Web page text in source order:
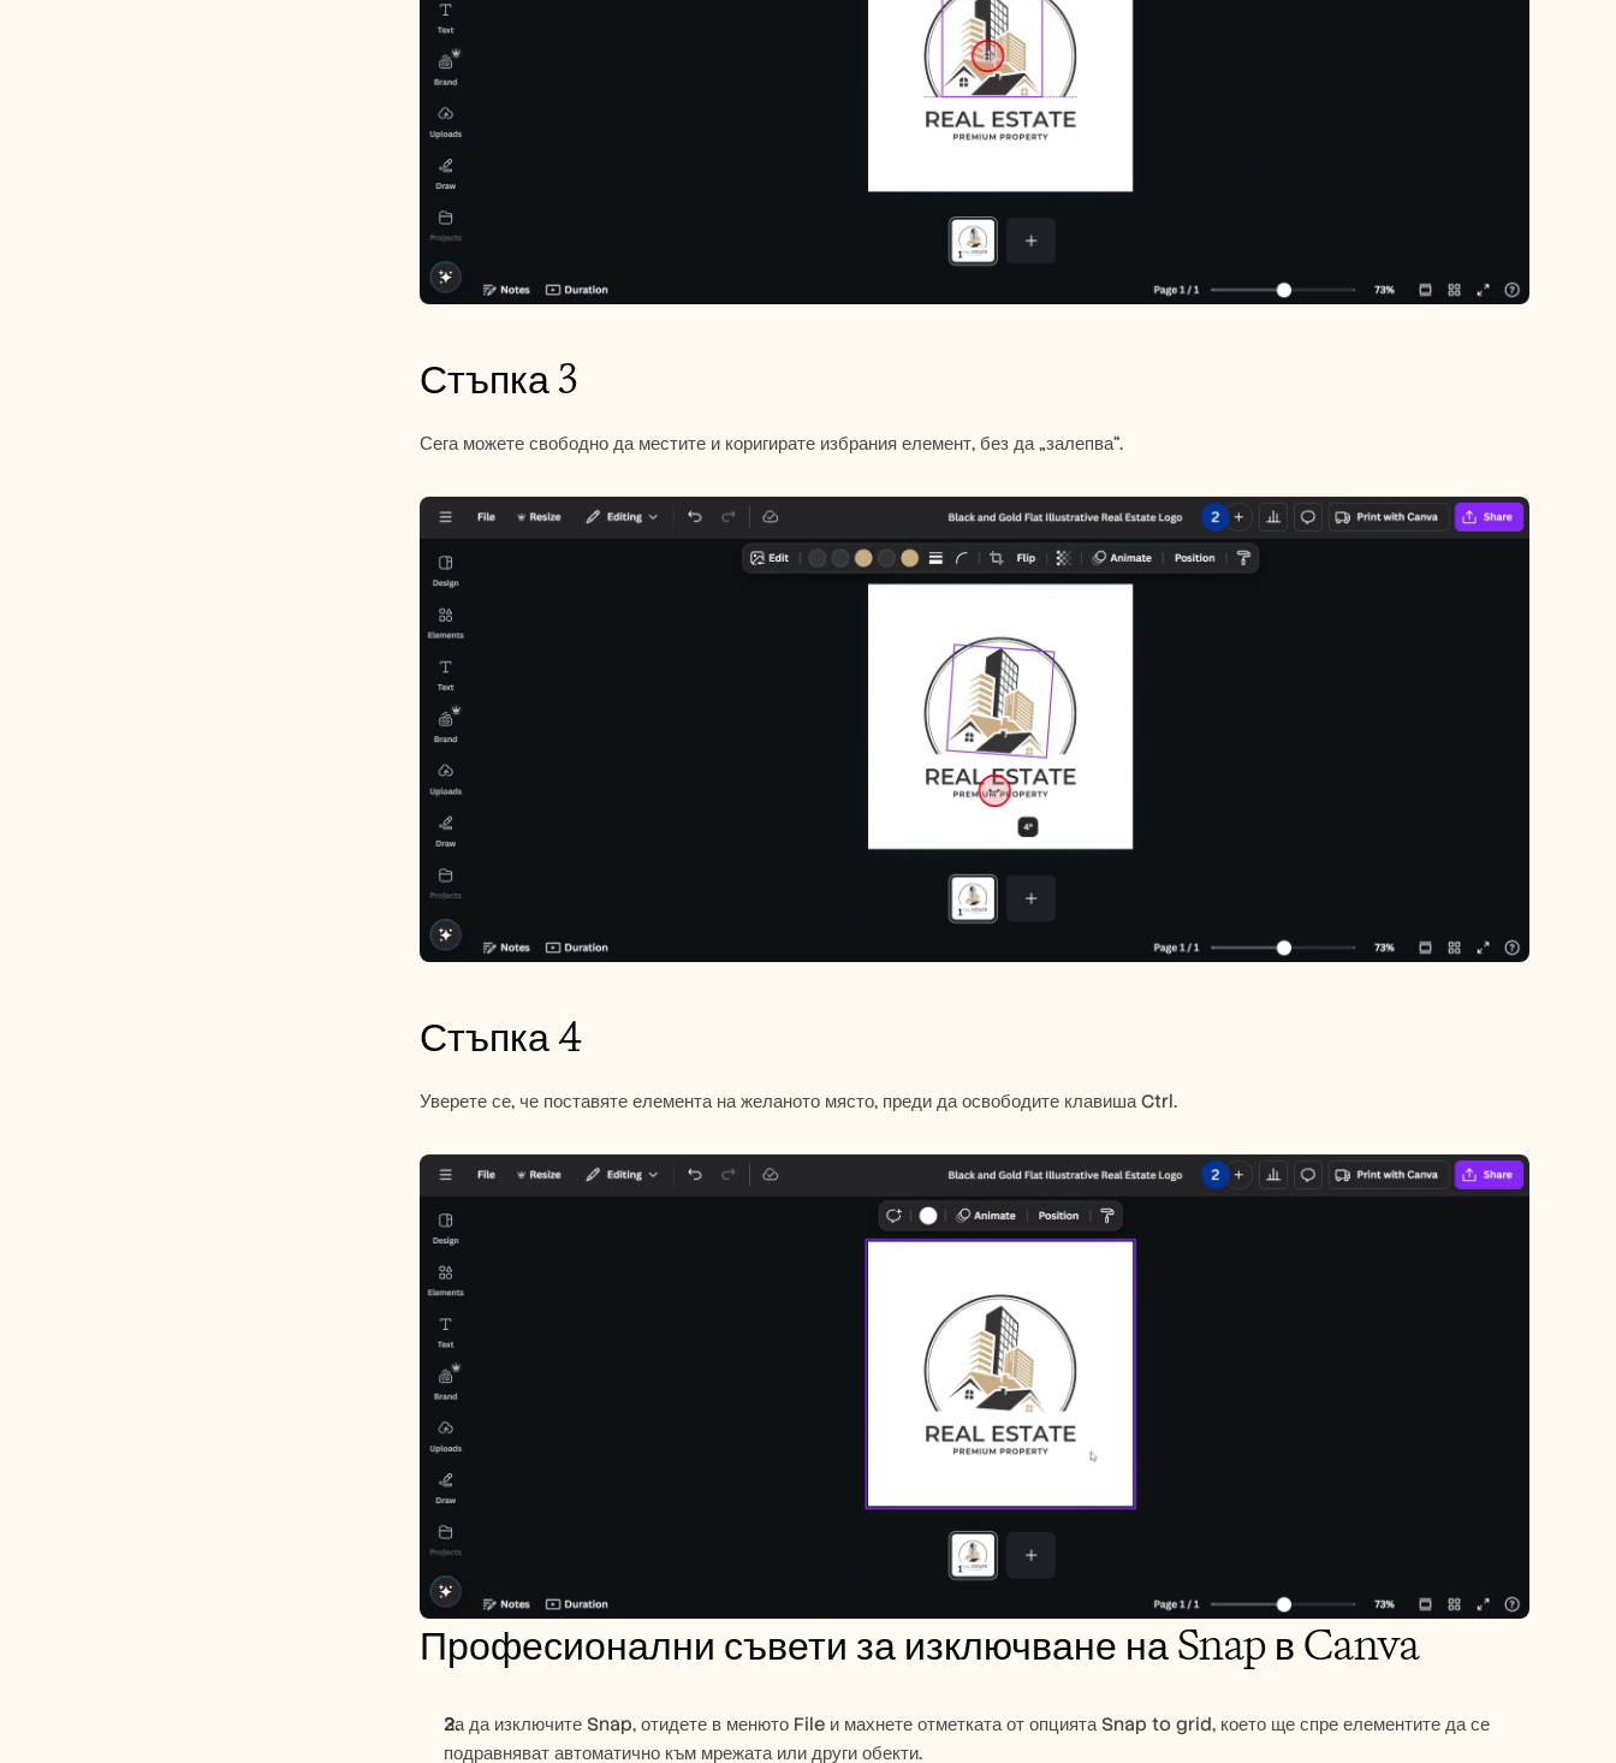
Стъпка 3
Сега можете свободно да местите и коригирате избрания елемент, без да „залепва“.
Стъпка 4
Уверете се, че поставяте елемента на желаното място, преди да освободите клавиша Ctrl.
Професионални съвети за изключване на Snap в Canva
За да изключите Snap, отидете в менюто File и махнете отметката от опцията Snap to grid, което ще спре елементите да се
подравняват автоматично към мрежата или други обекти.